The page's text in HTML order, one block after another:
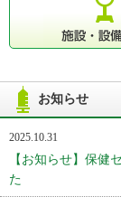
お知らせ
2025.10.31
【お知らせ】保健
た